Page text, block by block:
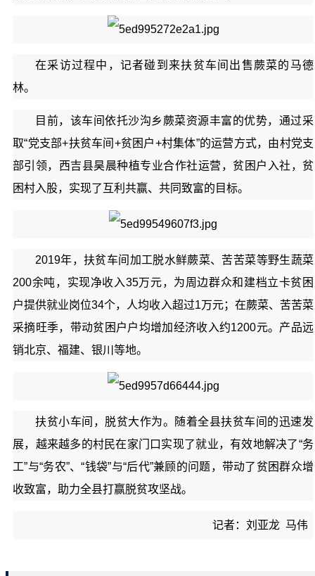
在采访过程中，记者碰到来扶贫车间出售蕨菜的马德
林。
目前，该车间依托沙沟乡蕨菜资源丰富的优势，通过采
取“党支部+扶贫车间+贫困户+村集体”的运营方式，由村党支
部引领，西吉县昊晨种植专业合作社运营，贫困户入社，贫
困村入股，实现了互利共赢、共同致富的目标。
2019年，扶贫车间加工脱水鲜蕨菜、苦苦菜等野生蔬菜
200余吨，实现净收入35万元，为周边群众和建档立卡贫困
户提供就业岗位34个，人均收入超过1万元；在蕨菜、苦苦菜
采摘旺季，带动贫困户户均增加经济收入约1200元。产品远
销北京、福建、银川等地。
扶贫小车间，脱贫大作为。随着全县扶贫车间的迅速发
展，越来越多的村民在家门口实现了就业，有效地解决了“务
工”与“务农”、“钱袋”与“后代”兼顾的问题，带动了贫困群众增
收致富，助力全县打赢脱贫攻坚战。
记者：刘亚龙 马伟